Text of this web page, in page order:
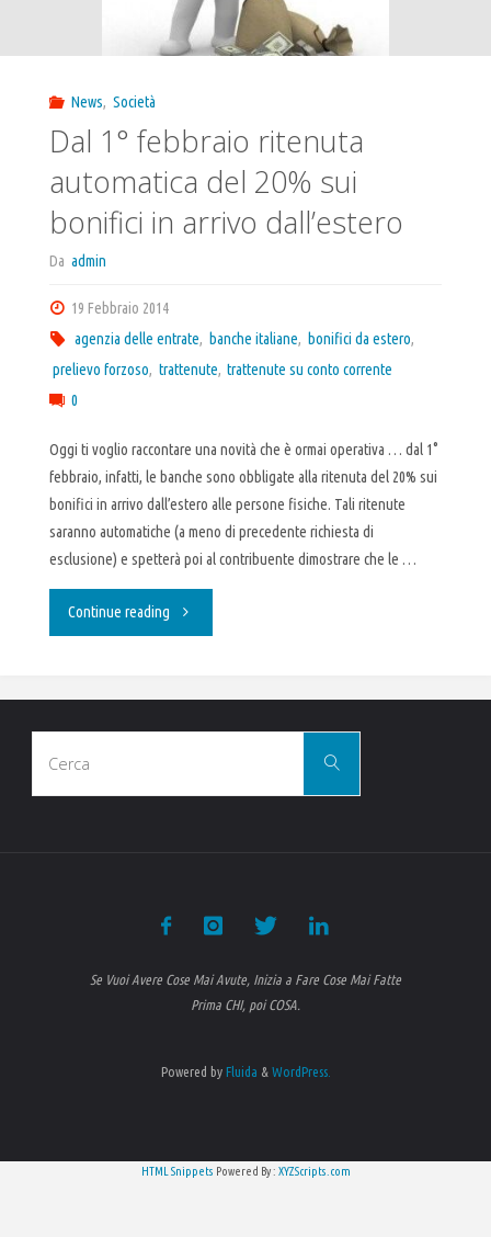
la
ritenuta
20%"
News, Società
Dal 1° febbraio ritenuta
automatica del 20% sui
bonifici in arrivo dall’estero
Da admin
19 Febbraio 2014
agenzia delle entrate, banche italiane, bonifici da estero,
prelievo forzoso, trattenute, trattenute su conto corrente
0
Oggi ti voglio raccontare una novità che è ormai operativa … dal 1°
febbraio, infatti, le banche sono obbligate alla ritenuta del 20% sui
bonifici in arrivo dall’estero alle persone fisiche. Tali ritenute
saranno automatiche (a meno di precedente richiesta di
esclusione) e spetterà poi al contribuente dimostrare che le …
Continue reading "Dal
febbraio
automatica
bonifici
arrivo
Cerca
Se Vuoi Avere Cose Mai Avute, Inizia a Fare Cose Mai Fatte
Prima CHI, poi COSA.
Powered byFluida & WordPress.
HTML Snippets Powered By : XYZScripts.com